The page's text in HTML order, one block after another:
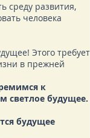
среду развития,
человека
Этого требует
в прежней
к
светлое будущее.
будущее